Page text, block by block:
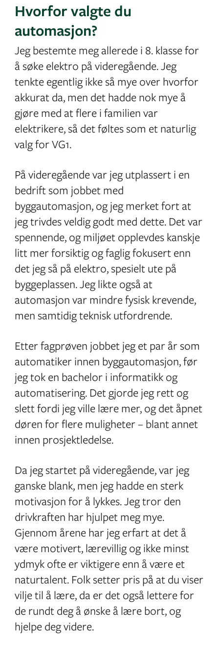
Hvorfor valgte du
automasjon?
Jeg bestemte meg allerede i 8. klasse for
å søke elektro på videregående. Jeg
tenkte egentlig ikke så mye over hvorfor
akkurat da, men det hadde nok mye å
gjøre med at flere i familien var
elektrikere, så det føltes som et naturlig
valg for VG1.
På videregående var jeg utplassert i en
bedrift som jobbet med
byggautomasjon, og jeg merket fort at
jeg trivdes veldig godt med dette. Det var
spennende, og miljøet opplevdes kanskje
litt mer forsiktig og faglig fokusert enn
det jeg så på elektro, spesielt ute på
byggeplassen. Jeg likte også at
automasjon var mindre fysisk krevende,
men samtidig teknisk utfordrende.
Etter fagprøven jobbet jeg et par år som
automatiker innen byggautomasjon, før
jeg tok en bachelor i informatikk og
automatisering. Det gjorde jeg rett og
slett fordi jeg ville lære mer, og det åpnet
døren for flere muligheter – blant annet
innen prosjektledelse.
Da jeg startet på videregående, var jeg
ganske blank, men jeg hadde en sterk
motivasjon for å lykkes. Jeg tror den
drivkraften har hjulpet meg mye.
Gjennom årene har jeg erfart at det å
være motivert, lærevillig og ikke minst
ydmyk ofte er viktigere enn å være et
naturtalent. Folk setter pris på at du viser
vilje til å lære, da er det også lettere for
de rundt deg å ønske å lære bort, og
hjelpe deg videre.